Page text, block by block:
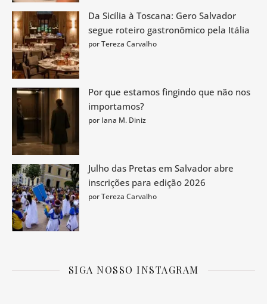
Da Sicília à Toscana: Gero Salvador
segue roteiro gastronômico pela Itália
por Tereza Carvalho
Por que estamos fingindo que não nos
importamos?
por Iana M. Diniz
Julho das Pretas em Salvador abre
inscrições para edição 2026
por Tereza Carvalho
SIGA NOSSO INSTAGRAM